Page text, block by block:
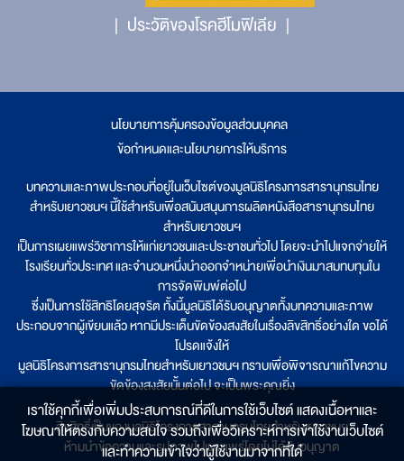
ประวัติของโรคฮีโมฟิเลีย
นโยบายการคุ้มครองข้อมูลส่วนบุคคล
ข้อกำหนดและนโยบายการให้บริการ
บทความและภาพประกอบที่อยู่ในเว็บไซต์ของมูลนิธิโครงการสารานุกรมไทย
สำหรับเยาวชนฯ นี้ใช้สำหรับเพื่อสนับสนุนการผลิตหนังสือสารานุกรมไทย
สำหรับเยาวชนฯ
เป็นการเผยแพร่วิชาการให้แก่เยาวชนและประชาชนทั่วไป โดยจะนำไปแจกจ่ายให้
โรงเรียนทั่วประเทศ และจำนวนหนึ่งนำออกจำหน่ายเพื่อนำเงินมาสมทบทุนใน
การจัดพิมพ์ต่อไป
ซึ่งเป็นการใช้สิทธิโดยสุจริต ทั้งนี้มูลนิธิได้รับอนุญาตทั้งบทความและภาพ
ประกอบจากผู้เขียนแล้ว หากมีประเด็นขัดข้องสงสัยในเรื่องลิขสิทธิ์อย่างใด ขอได้
โปรดแจ้งให้
มูลนิธิโครงการสารานุกรมไทยสำหรับเยาวชนฯ ทราบเพื่อพิจารณาแก้ไขความ
ขัดข้องสงสัยนั้นต่อไป จะเป็นพระคุณยิ่ง
ลิขสิทธิ์เป็นของมูลนิธิโครงการสารานุกรมไทยสำหรับเยาวชนฯ
ห้ามนำข้อความและรูปภาพไปเผยแพร่โดยไม่ได้รับอนุญาต
เราใช้คุกกี้เพื่อเพิ่มประสบการณ์ที่ดีในการใช้เว็บไซต์ แสดงเนื้อหาและ
โฆษณาให้ตรงกับความสนใจ รวมถึงเพื่อวิเคราะห์การเข้าใช้งานเว็บไซต์
และทำความเข้าใจว่าผู้ใช้งานมาจากที่ใด๋